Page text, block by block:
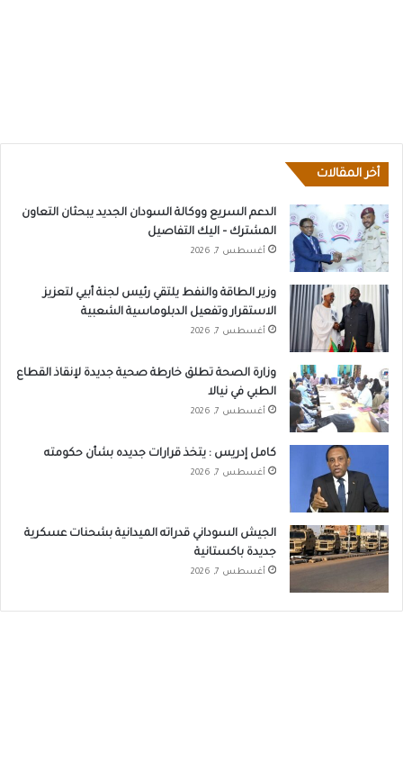
أخر المقالات
الدعم السريع ووكالة السودان الجديد يبحثان التعاون
المشترك – اليك التفاصيل
أغسطس 7, 2026
وزير الطاقة والنفط يلتقي رئيس لجنة أبيي لتعزيز
الاستقرار وتفعيل الدبلوماسية الشعبية
أغسطس 7, 2026
وزارة الصحة تطلق خارطة صحية جديدة لإنقاذ القطاع
الطبي في نيالا
أغسطس 7, 2026
كامل إدريس : يتخذ قرارات جديده بشأن حكومته
أغسطس 7, 2026
الجيش السوداني قدراته الميدانية بشحنات عسكرية
جديدة باكستانية
أغسطس 7, 2026